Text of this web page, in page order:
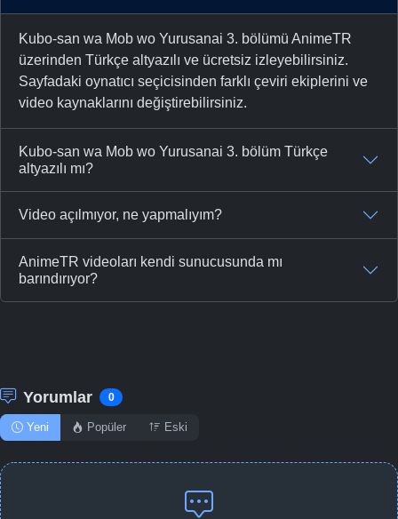
Kubo-san wa Mob wo Yurusanai 3. bölümü AnimeTR
üzerinden Türkçe altyazılı ve ücretsiz izleyebilirsiniz.
Sayfadaki oynatıcı seçicisinden farklı çeviri ekiplerini ve
video kaynaklarını değiştirebilirsiniz.
Kubo-san wa Mob wo Yurusanai 3. bölüm Türkçe
altyazılı mı?
Video açılmıyor, ne yapmalıyım?
AnimeTR videoları kendi sunucusunda mı
barındırıyor?
Yorumlar 0
Yeni Popüler Eski